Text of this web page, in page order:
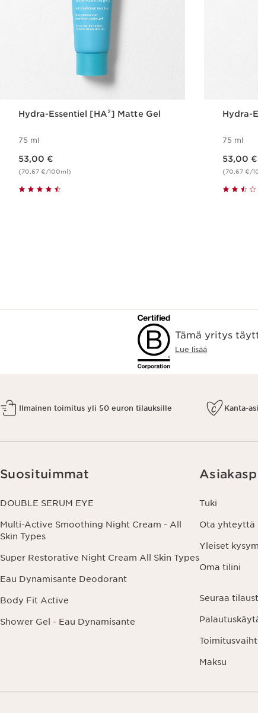
Hydra-Essentiel [HA²] Matte Gel
75 ml
53,00 €
(70,67 €/100ml)
Hydra-
75 ml
53,00 €
(70,67 €/
Tämä yritys
Lue lisää
Ilmainen toimitus yli 50 euron tilauksille Kanta-
Suosituimmat
DOUBLE SERUM EYE
Multi-Active Smoothing Night Cream - All
Skin Types
Super Restorative Night Cream All Skin Types
Eau Dynamisante Deodorant
Body Fit Active
Shower Gel - Eau Dynamisante
Tuki
Ota yhteyttä
Yleiset
Oma tilini
Seuraa
Maksu